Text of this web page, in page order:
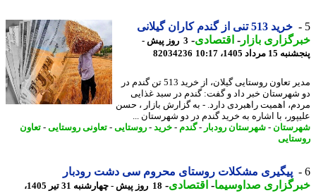
خرید 513 تنی از گندم کاران گیلانی
بازار- اقتصادی- 3 روز پیش -
1405، 10:17
82034236
مدیر تعاون روستایی گیلان، از خرید 513 تن گندم در
خبر داد و گفت: گندم در سبد غذایی
اهمیت راهبردی دارد. - به گزارش بازار ، حسن
با اشاره به خرید گندم در دو شهرستان ...
-شهرستان رودبار-گندم-خرید- روستایی-تعاونی روستایی-تعاون
پیگیری مشکلات روستای محروم سی دشت رودبار
صداوسیما-اقتصادی-
18 روز پیش - چهارشنبه 31 تیر 1405،